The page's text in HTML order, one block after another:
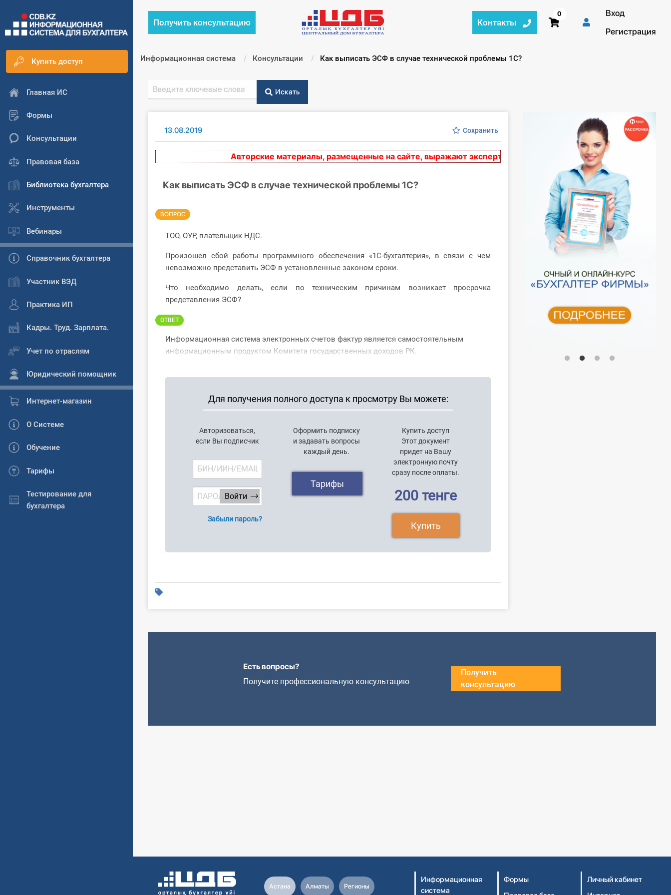
Купить доступ
Главная ИС
Формы
Консультации
Правовая база
Библиотека бухгалтера
Инструменты
Вебинары
Справочник бухгалтера
Участник ВЭД
Практика ИП
Кадры. Труд. Зарплата.
Учет по отраслям
Юридический помощник
Интернет-магазин
О Системе
Обучение
Тарифы
Тестирование для
бухгалтера
Получить консультацию Контакты
0
Вход
Регистрация
Информационная система Консультации Текущий:
Как выписать ЭСФ в случае технической проблемы 1С?
Искать
13.08.2019 Сохранить
Авторские материалы, размещенные на сайте, выражают экспертное мнение и носят рекомендательный
Как выписать ЭСФ в случае технической проблемы 1С?
ВОПРОС
ТОО, ОУР, плательщик НДС.
Произошел сбой работы программного обеспечения «1С-бухгалтерия», в связи с чем
невозможно представить ЭСФ в установленные законом сроки.
Что необходимо делать, если по техническим причинам возникает просрочка
представления ЭСФ?
ОТВЕТ
Информационная система электронных счетов фактур является самостоятельным
информационным продуктом Комитета государственных доходов РК.
Для получения полного доступа к просмотру Вы можете:
Авторизоваться,
если Вы подписчик
Забыли пароль?
Оформить подписку
и задавать вопросы
каждый день.
Тарифы
Купить доступ
Этот документ
придет на Вашу
электронную почту
сразу после оплаты.
200 тенге
Купить
Есть вопросы?
Получите профессиональную консультацию
Получить
консультацию
Астана Алматы Регионы
Информационная
система
Формы
Личный кабинет